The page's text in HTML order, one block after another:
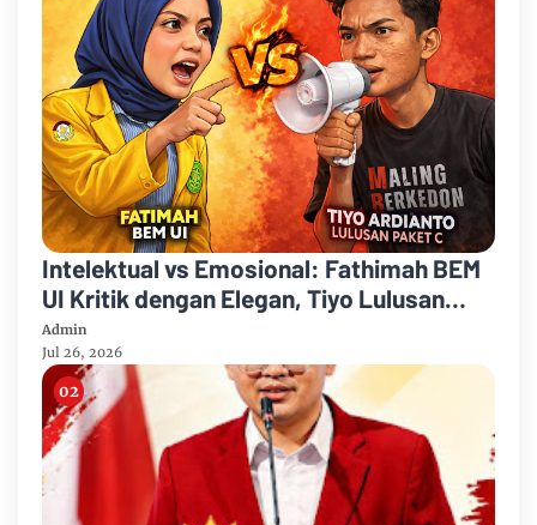
Intelektual vs Emosional: Fathimah BEM
UI Kritik dengan Elegan, Tiyo Lulusan
Paket C Serang dengan Umpatan dan
Hinaan
Admin
Jul 26, 2026